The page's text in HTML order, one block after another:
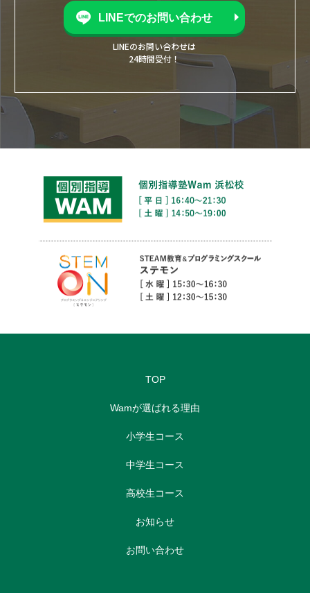
LINEでのお問い合わせ
LINEのお問い合わせは
24時間受付！
TOP
Wamが選ばれる理由
小学生コース
中学生コース
高校生コース
お知らせ
お問い合わせ